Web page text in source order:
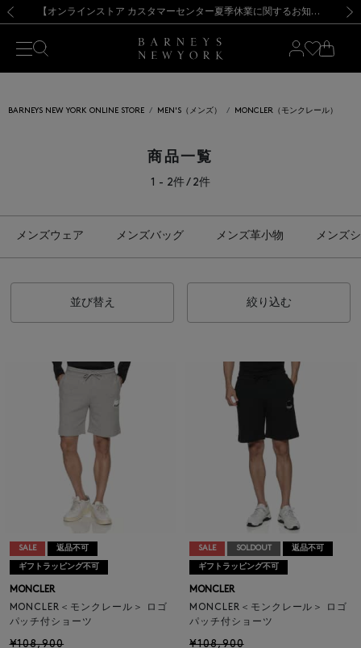
新規登録のお客様も対象！＜MY BARNEYS＞会員のお客様は11,000円（税込）以上のお買上げで常時送料無料！お買い物の際は会員登録を！
【夏季休業に伴う出荷一時停止のお知らせ】(2026.8.7) 【オンラインストア カスタマーセンター夏季休業に関するお知らせ】（2026.8.7）
【夏季休業に伴う返品・交換承り一時停止のお知らせ】（2026.8.5）
熊本県を中心とした地震の影響によるお荷物のお届けについて
【開催中】SUMMER SALEのご案内・ご注意事項 新規登録のお客様も対象！＜MY BARNEYS＞会員のお客様は11,000円（税込）以上のお買上げで常時送料無料！お買い物の際は会員登録を！
【夏季休業に伴う出荷一時停止のお知らせ】(2026.8.7)
BARNEYS NEW YORK ONLINE STORE MEN'S（メンズ） MONCLER（モンクレール）
商品一覧
1 - 2件 / 2件
メンズウェア メンズバッグ メンズ革小物 メンズ
並び替え 絞り込む
SALE 返品不可
ギフトラッピング不可
MONCLER
MONCLER＜モンクレール＞ ロゴ
パッチ付ショーツ
¥108,900
SALE SOLDOUT 返品不可
ギフトラッピング不可
MONCLER
MONCLER＜モンクレール＞ ロゴ
パッチ付ショーツ
¥108,900